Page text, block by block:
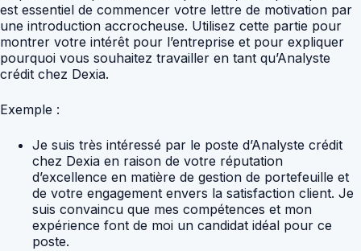
est essentiel de commencer votre lettre de motivation par
une introduction accrocheuse. Utilisez cette partie pour
montrer votre intérêt pour l’entreprise et pour expliquer
pourquoi vous souhaitez travailler en tant qu’Analyste
crédit chez Dexia.
Exemple :
Je suis très intéressé par le poste d’Analyste crédit
chez Dexia en raison de votre réputation
d’excellence en matière de gestion de portefeuille et
de votre engagement envers la satisfaction client. Je
suis convaincu que mes compétences et mon
expérience font de moi un candidat idéal pour ce
poste.